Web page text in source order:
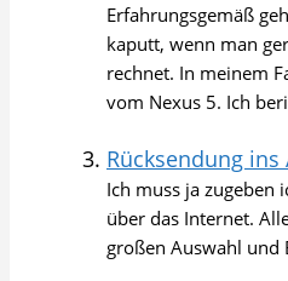
Erfahrungsgemäß
kaputt, wenn man
rechnet. In meinem
vom Nexus 5. Ich
Rücksendung ins
Ich muss ja zugeben
über das Internet.
großen Auswahl und